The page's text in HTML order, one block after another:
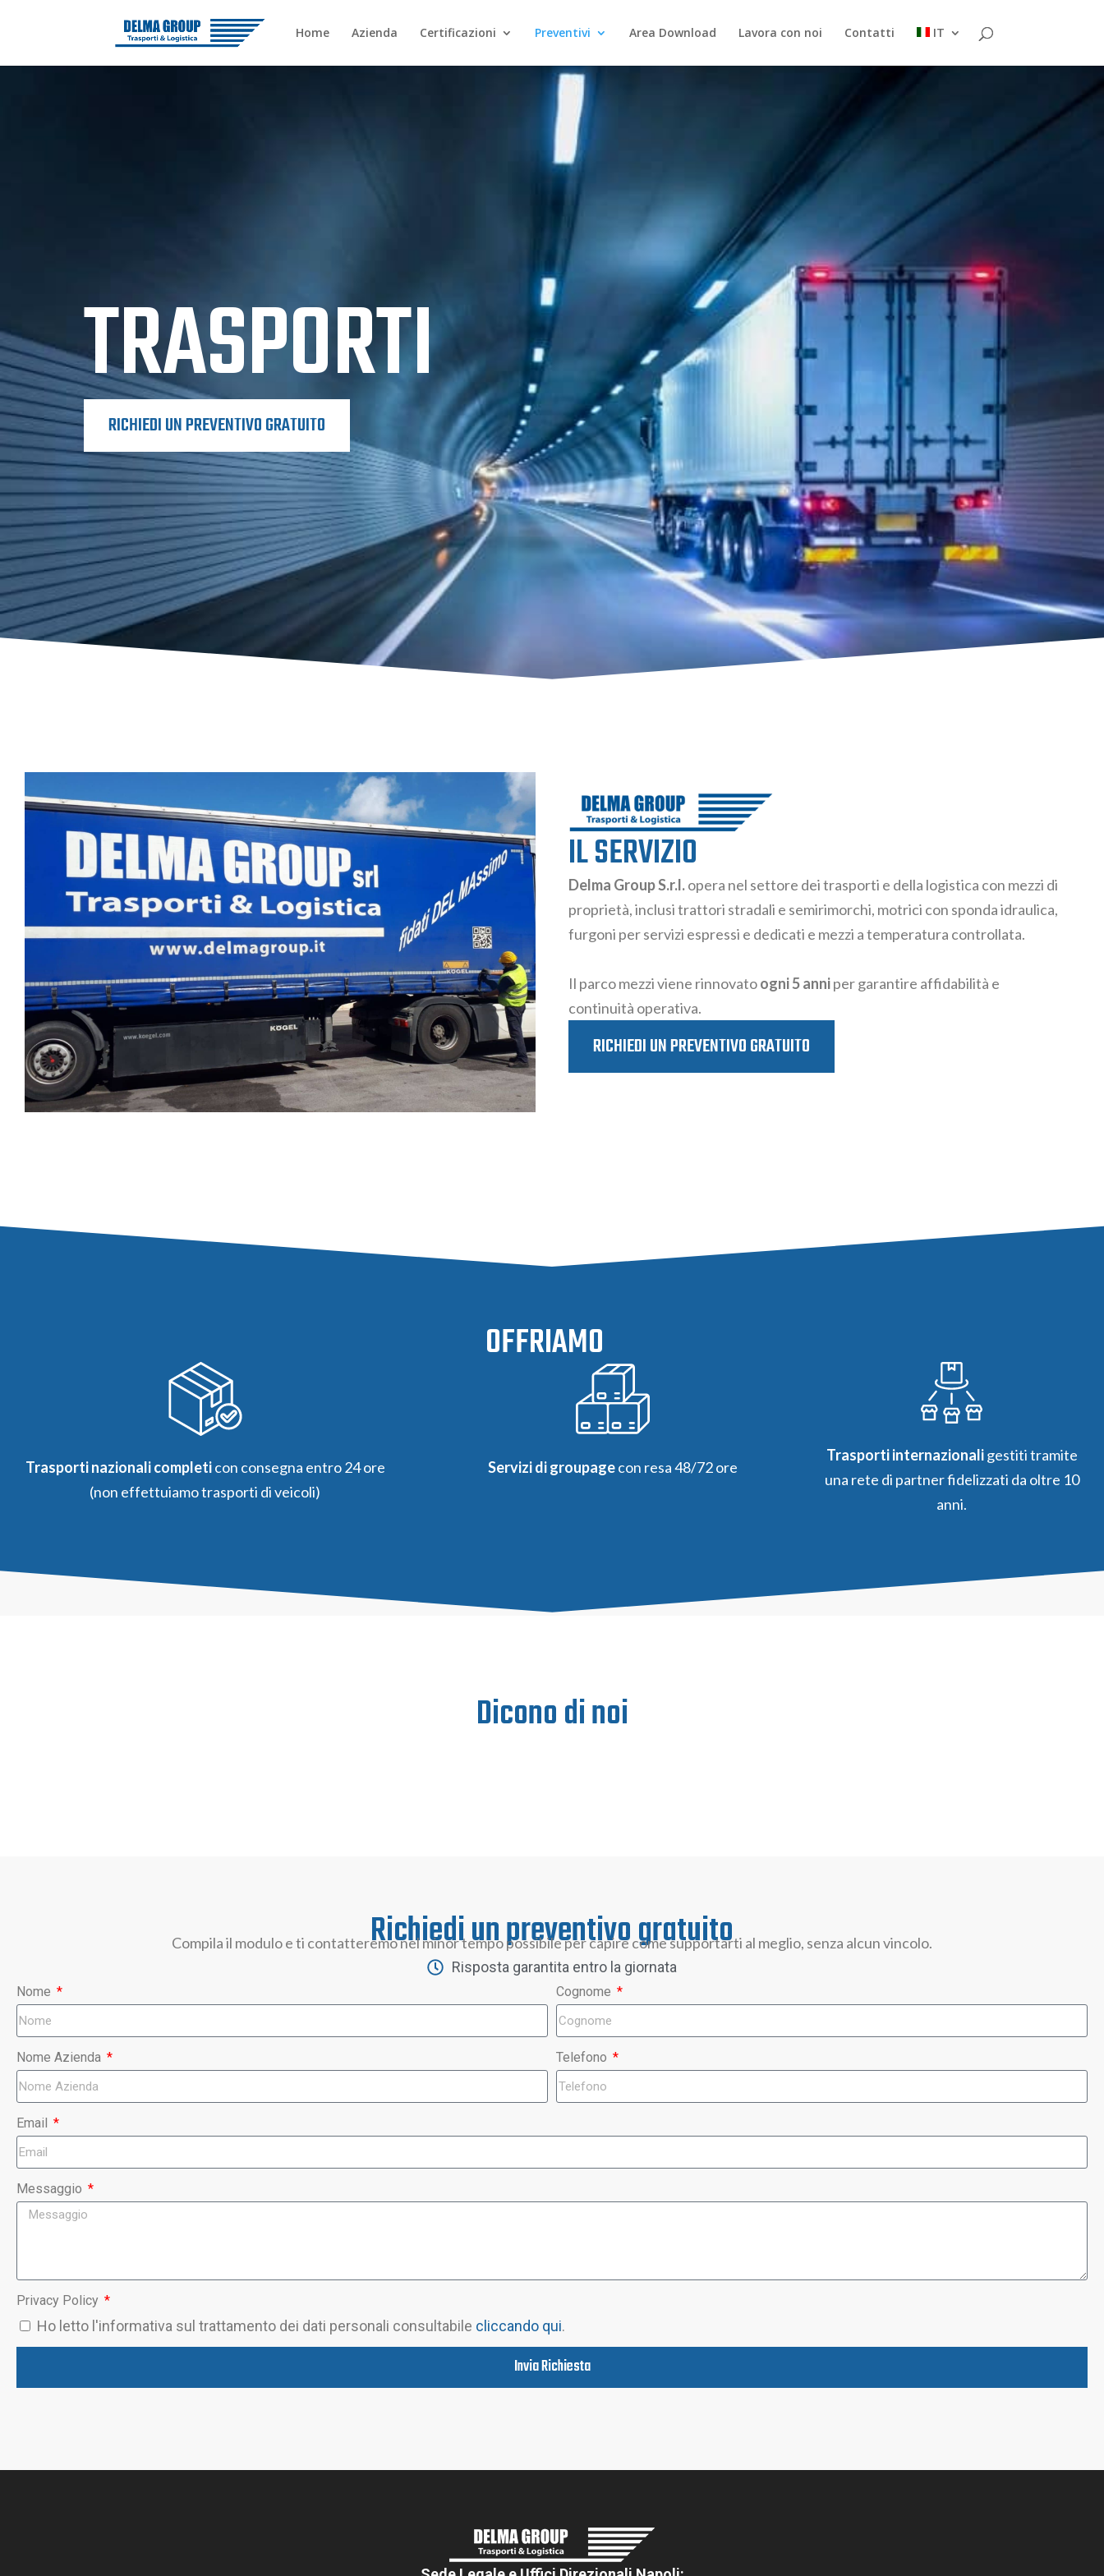
Home Azienda Certificazioni Preventivi Area Download Lavora con noi Contatti IT
TRASPORTI
RICHIEDI UN PREVENTIVO GRATUITO
IL SERVIZIO
Delma Group S.r.l.opera nel settore dei trasporti e della logistica con mezzi di
proprietà, inclusi trattori stradali e semirimorchi, motrici con sponda idraulica,
furgoni per servizi espressi e dedicati e mezzi a temperatura controllata.
Il parco mezzi viene rinnovatoogni 5 anniper garantire affidabilità e
continuità operativa.
RICHIEDI UN PREVENTIVO GRATUITO
OFFRIAMO
Trasporti nazionali completicon consegna entro 24 ore
(non effettuiamo trasporti di veicoli)
Servizi di groupagecon resa 48/72 ore
Trasporti internazionaligestiti tramite
una rete di partner fidelizzati da oltre 10
anni.
Dicono di noi
Richiedi un preventivo gratuito
Compila il modulo e ti contatteremo nel minor tempo possibile per capire come supportarti al meglio, senza alcun vincolo.
Risposta garantita entro la giornata
Nome Cognome
Nome Azienda Telefono
Email
Messaggio
Privacy Policy
Ho letto l'informativa sul trattamento dei dati personali consultabile cliccando qui.
Invia Richiesta